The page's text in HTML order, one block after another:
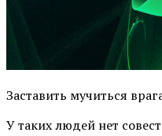
Заставить мучиться
У таких людей нет